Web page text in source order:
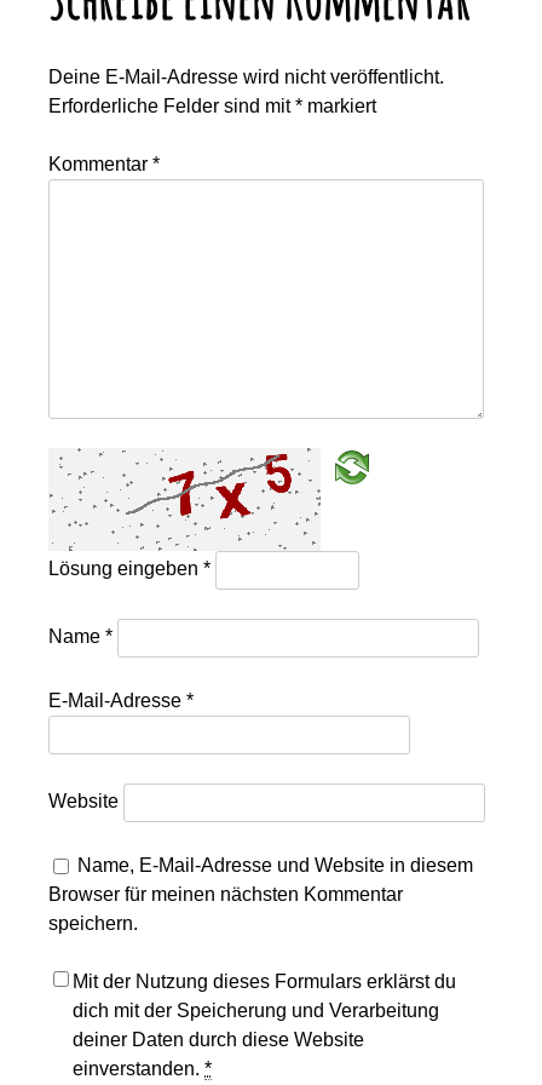
Deine E-Mail-Adresse wird nicht veröffentlicht.
Erforderliche Felder sind mit* markiert
Kommentar*
Lösung eingeben*
Name*
E-Mail-Adresse*
Website
Name, E-Mail-Adresse und Website in diesem
Browser für meinen nächsten Kommentar
speichern.
Mit der Nutzung dieses Formulars erklärst du
dich mit der Speicherung und Verarbeitung
deiner Daten durch diese Website
einverstanden.*